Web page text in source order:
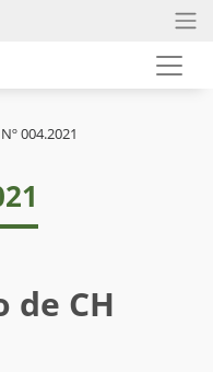
004.2021
de CH